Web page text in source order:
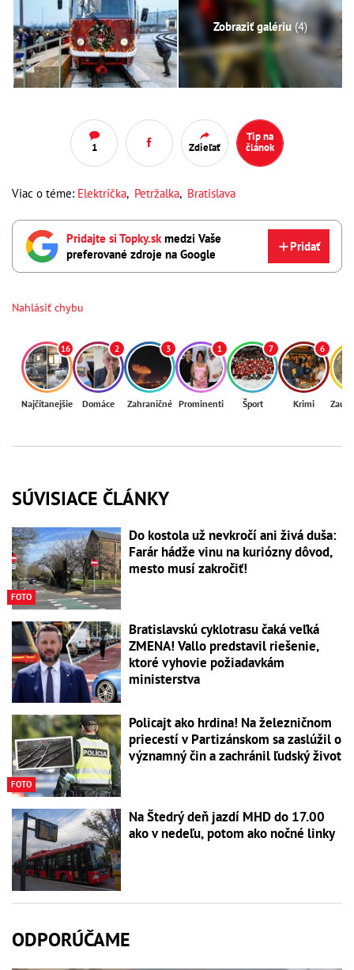
Zobraziť galériu(4)
1 Zdieľať
Tip na
článok
Viac o téme: Električka, Petržalka, Bratislava
Pridajte si Topky.sk medzi Vaše
preferované zdroje na Google
Pridať
Nahlásiť chybu
16
Najčítanejšie
2
Domáce
3
Zahraničné
1
Prominenti
7
Šport
6
Krimi
SÚVISIACE ČLÁNKY
FOTO
Do kostola už nevkročí ani živá duša:
Farár hádže vinu na kuriózny dôvod,
mesto musí zakročiť!
Bratislavskú cyklotrasu čaká veľká
ZMENA! Vallo predstavil riešenie,
ktoré vyhovie požiadavkám
ministerstva
FOTO
Policajt ako hrdina! Na železničnom
priecestí v Partizánskom sa zaslúžil o
významný čin a zachránil ľudský život
Na Štedrý deň jazdí MHD do 17.00
ako v nedeľu, potom ako nočné linky
ODPORÚČAME